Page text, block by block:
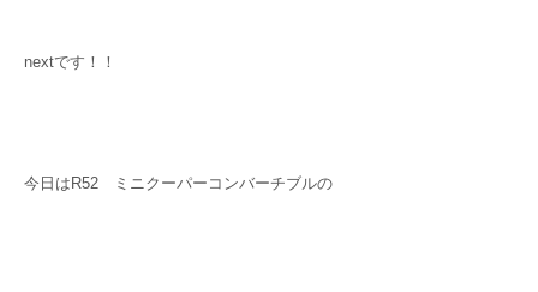
nextです！！
今日はR52 ミニクーパーコンバーチブルの